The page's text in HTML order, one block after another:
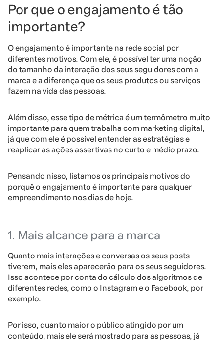
Por que o engajamento é tão
importante?
O engajamento é importante na rede social por
diferentes motivos. Com ele, é possível ter uma noção
do tamanho da interação dos seus seguidores com a
marca e a diferença que os seus produtos ou serviços
fazem na vida das pessoas.
Além disso, esse tipo de métrica é um termômetro muito
importante para quem trabalha com marketing digital,
já que com ele é possível entender as estratégias e
reaplicar as ações assertivas no curto e médio prazo.
Pensando nisso, listamos os principais motivos do
porquê o engajamento é importante para qualquer
empreendimento nos dias de hoje.
1. Mais alcance para a marca
Quanto mais interações e conversas os seus posts
tiverem, mais eles aparecerão para os seus seguidores.
Isso acontece por conta do cálculo dos algoritmos de
diferentes redes, como o Instagram e o Facebook, por
exemplo.
Por isso, quanto maior o público atingido por um
conteúdo, mais ele será mostrado para as pessoas, já